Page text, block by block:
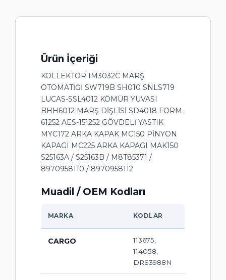
Ürün İçeriği
KOLLEKTÖR IM3032C MARŞ
OTOMATİĞİ SW719B SH010 SNLS719
LUCAS-SSL4012 KÖMÜR YUVASI
BHH6012 MARŞ DİŞLİSİ SD4018 FORM-
61252 AES-151252 GÖVDELİ YASTIK
MYC172 ARKA KAPAK MC150 PİNYON
KAPAGI MC225 ARKA KAPAGI MAK150
S25163A / S25163B / M8T85371 /
8970958110 / 8970958112
Muadil / OEM Kodları
MARKA KODLAR
CARGO
113675,
114058,
DRS3988N